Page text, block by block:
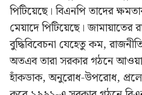
পিটিয়েছে। বিএনপি তাদের
মেয়াদে পিটিয়েছে। জামায়াতের
বুদ্ধিবিবেচনা যেহেতু কম,
অতএব তারা সরকার গঠনে
হাঁকডাক, অনুরোধ-উপরোধ,